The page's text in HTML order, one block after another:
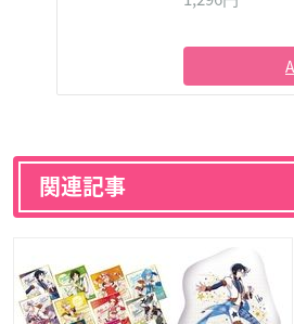
関連記事